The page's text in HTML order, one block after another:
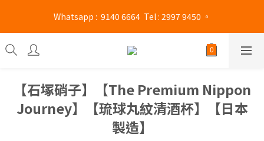
Mong Kok shop 👉(Business hours : Monday to Saturday
13:00 - 21:00 / Sunday and public holidays 13:00 - 19 :00)
Whatsapp :  9140 6664  Tel : 2997 9450 。
Mong Kok shop 👉(Business hours : Monday to Saturday
13:00 - 21:00 / Sunday and public holidays 13:00 - 19 :00)
【石塚硝子】【The Premium Nippon
Journey】【琉球丸紋清酒杯】【日本
製造】